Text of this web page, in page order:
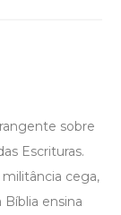
sobre
Escrituras.
cega,
Bíblia ensina